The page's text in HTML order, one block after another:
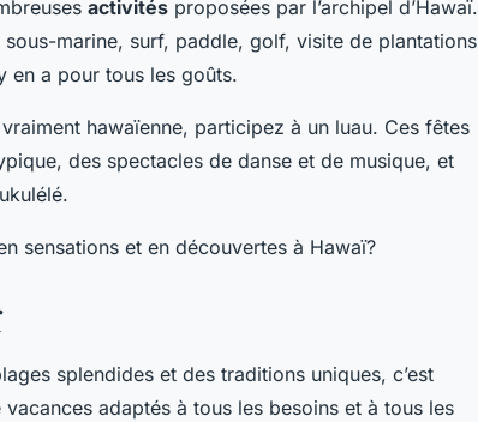
activités proposées par l’archipel d’Hawaï.
marine, surf, paddle, golf, visite de plantations
a pour tous les goûts.
hawaïenne, participez à un luau. Ces fêtes
des spectacles de danse et de musique, et
sensations et en découvertes à Hawaï?
splendides et des traditions uniques, c’est
adaptés à tous les besoins et à tous les